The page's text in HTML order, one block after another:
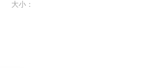
大小：